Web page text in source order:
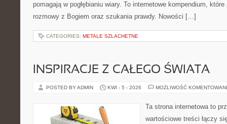
pomagają w pogłębianiu wiary. To internetowe kompendium,
rozmowy z Bogiem oraz szukania prawdy. Nowości […]
CATEGORIES: METALE SZLACHETNE
INSPIRACJE Z CAŁEGO ŚWIATA
POSTED BY ADMIN KWI - 5 - 2026 MOŻLIWOŚĆ
Ta strona internetowa to
wartościowe treści łączy